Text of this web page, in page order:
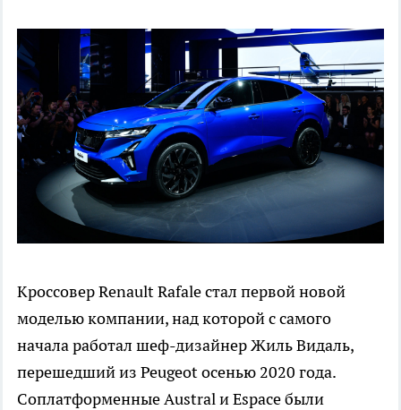
Кроссовер Renault Rafale стал первой новой
моделью компании, над которой с самого
начала работал шеф-дизайнер Жиль Видаль,
перешедший из Peugeot осенью 2020 года.
Соплатформенные Austral и Espace были